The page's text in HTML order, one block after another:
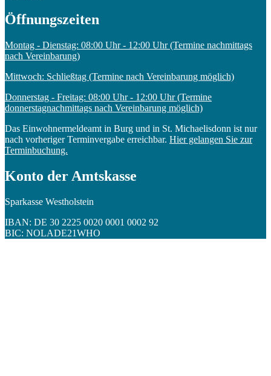
Öffnungszeiten
Montag - Dienstag: 08:00 Uhr - 12:00 Uhr (Termine nachmittags
nach Vereinbarung)
Mittwoch: Schließtag (Termine nach Vereinbarung möglich)
Donnerstag - Freitag: 08:00 Uhr - 12:00 Uhr (Termine
donnerstagnachmittags nach Vereinbarung möglich)
Das Einwohnermeldeamt in Burg und in St. Michaelisdonn ist nur
nach vorheriger Terminvergabe erreichbar. Hier gelangen Sie zur
Terminbuchung.
Konto der Amtskasse
Sparkasse Westholstein
IBAN: DE 30 2225 0020 0001 0002 92
BIC: NOLADE21WHO